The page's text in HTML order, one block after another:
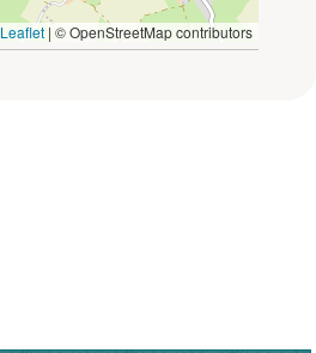
Leaflet | © OpenStreetMap contributors